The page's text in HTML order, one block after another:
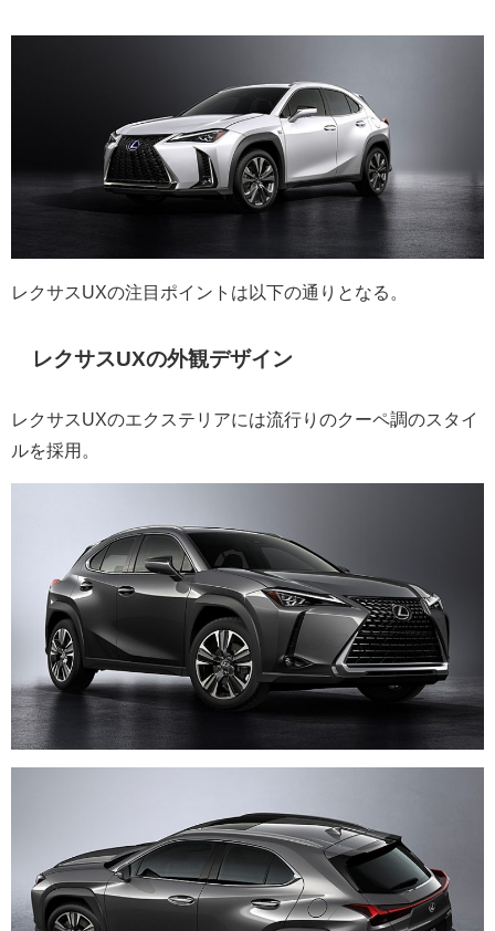
レクサスUXの注目ポイントは以下の通りとなる。
レクサスUXの外観デザイン
レクサスUXのエクステリアには流行りのクーペ調のスタイ
ルを採用。